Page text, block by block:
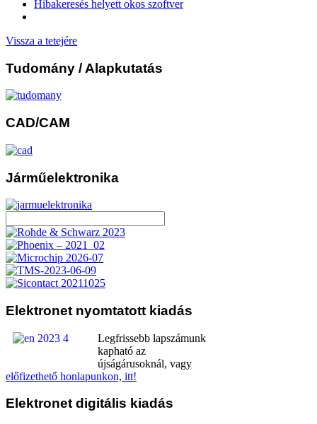
Hibakeresés helyett okos szoftver
Vissza a tetejére
Tudomány / Alapkutatás
CAD/CAM
Járműelektronika
Elektronet nyomtatott kiadás
Legfrissebb lapszámunk
kapható az
újságárusoknál, vagy
előfizethető honlapunkon, itt!
Elektronet digitális kiadás